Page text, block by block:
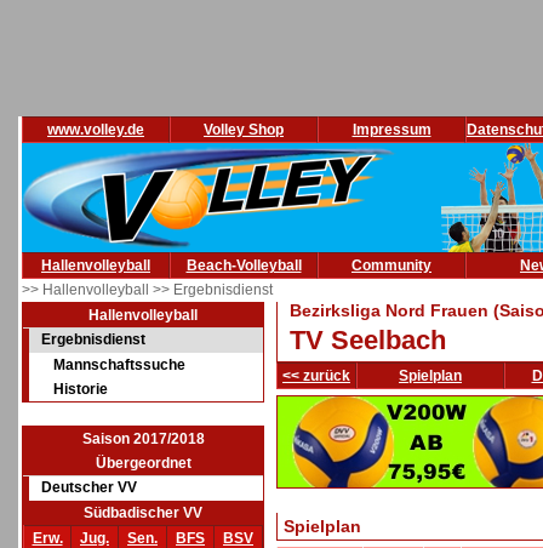
www.volley.de Volley Shop Impressum
Hallenvolleyball Beach-Volleyball Community
>> Hallenvolleyball >> Ergebnisdienst
Hallenvolleyball
Ergebnisdienst
Mannschaftssuche
Historie
Saison 2017/2018
Übergeordnet
Deutscher VV
Südbadischer VV
Erw.
Jug. Sen. BFS
BSV
Bezirksliga Nord Frauen
TV Seelbach
<< zurück Spielplan
Spielplan